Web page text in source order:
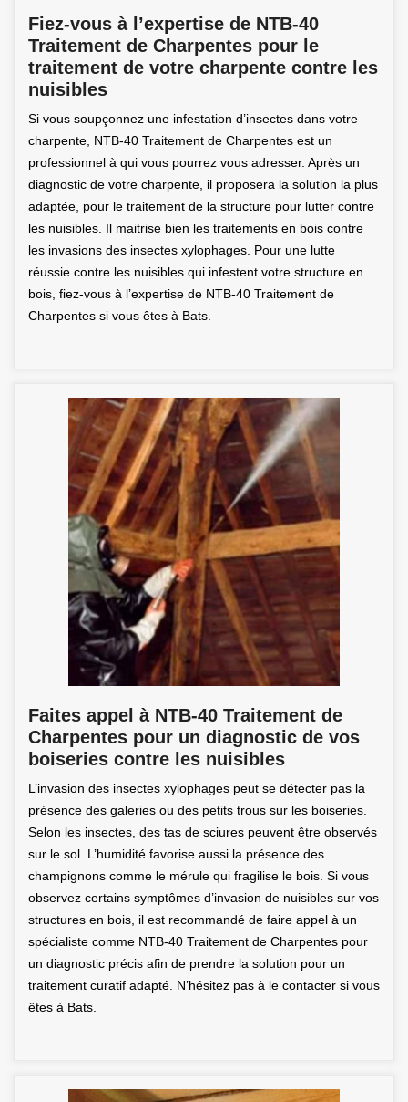
Fiez-vous à l’expertise de NTB-40
Traitement de Charpentes pour le
traitement de votre charpente contre les
nuisibles
Si vous soupçonnez une infestation d’insectes dans votre
charpente, NTB-40 Traitement de Charpentes est un
professionnel à qui vous pourrez vous adresser. Après un
diagnostic de votre charpente, il proposera la solution la plus
adaptée, pour le traitement de la structure pour lutter contre
les nuisibles. Il maitrise bien les traitements en bois contre
les invasions des insectes xylophages. Pour une lutte
réussie contre les nuisibles qui infestent votre structure en
bois, fiez-vous à l’expertise de NTB-40 Traitement de
Charpentes si vous êtes à Bats.
Faites appel à NTB-40 Traitement de
Charpentes pour un diagnostic de vos
boiseries contre les nuisibles
L’invasion des insectes xylophages peut se détecter pas la
présence des galeries ou des petits trous sur les boiseries.
Selon les insectes, des tas de sciures peuvent être observés
sur le sol. L’humidité favorise aussi la présence des
champignons comme le mérule qui fragilise le bois. Si vous
observez certains symptômes d’invasion de nuisibles sur vos
structures en bois, il est recommandé de faire appel à un
spécialiste comme NTB-40 Traitement de Charpentes pour
un diagnostic précis afin de prendre la solution pour un
traitement curatif adapté. N’hésitez pas à le contacter si vous
êtes à Bats.